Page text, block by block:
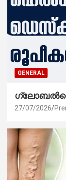
GENERAL
27/07/2026